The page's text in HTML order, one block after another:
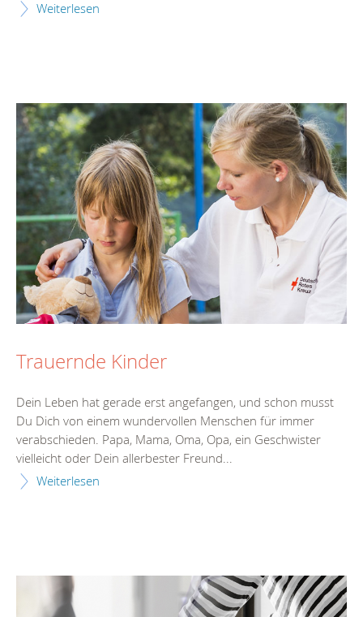
Weiterlesen
Trauernde Kinder
Dein Leben hat gerade erst angefangen, und schon musst
Du Dich von einem wundervollen Menschen für immer
verabschieden. Papa, Mama, Oma, Opa, ein Geschwister
vielleicht oder Dein allerbester Freund...
Weiterlesen